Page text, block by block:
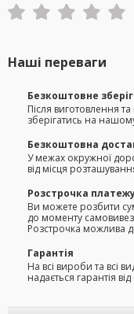
Наші переваги
Безкоштовне
Після виготовлення
зберігатись на
Безкоштовна
У межах окружної
від місця
Розстрочка
Ви можете розбити
до моменту
Розстрочка можлива
Гарантія
На всі вироби та всі
надається гарантія